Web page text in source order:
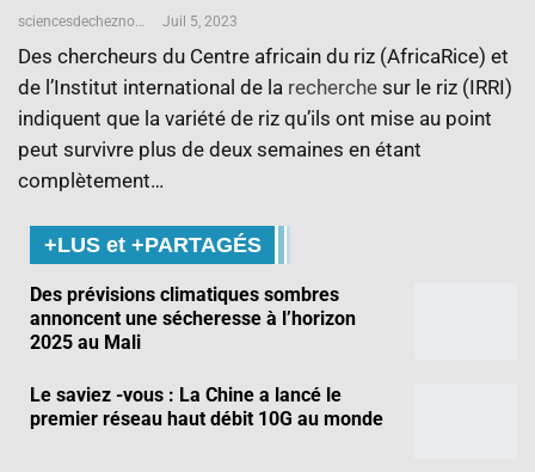
Juil 5, 2023
Des chercheurs du Centre africain du riz (AfricaRice) et
de l’Institut international de la recherche sur le riz (IRRI)
indiquent que la variété de riz qu’ils ont mise au point
peut survivre plus de deux semaines en étant
complètement…
+LUS et +PARTAGÉS
Des prévisions climatiques sombres
annoncent une sécheresse à l’horizon
2025 au Mali
Le saviez -vous : La Chine a lancé le
premier réseau haut débit 10G au monde